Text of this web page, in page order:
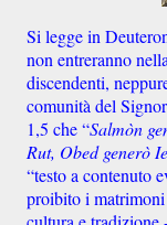
Si legge in
non entreranno
discendenti,
comunità del
1,5 che “Salmòn
Rut, Obed generò
“testo a contenuto
proibito i matrimoni